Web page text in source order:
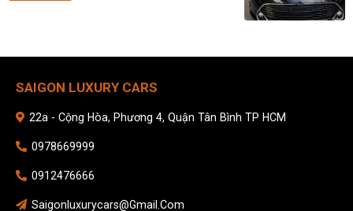
SAIGON LUXURY CARS
22a - Cộng Hòa, Phương 4, Quận Tân Bình TP HCM
0978669999
0912476666
Saigonluxurycars@gmail.com